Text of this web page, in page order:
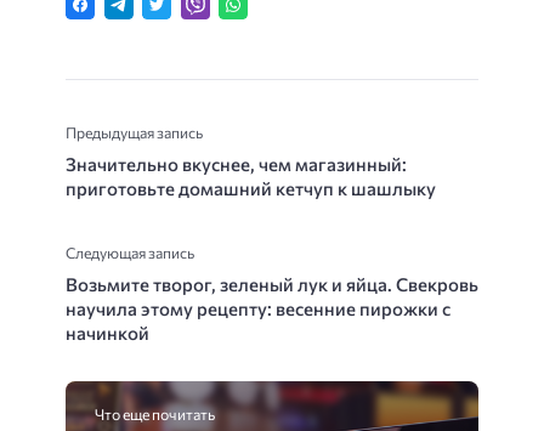
Предыдущая запись
Значительно вкуснее, чем магазинный:
приготовьте домашний кетчуп к шашлыку
Следующая запись
Возьмите творог, зеленый лук и яйца. Свекровь
научила этому рецепту: весенние пирожки с
начинкой
Что еще почитать